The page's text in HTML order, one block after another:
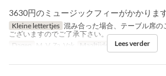
3630円のミュージックフィーがかかります
Kleine lettertjes 混み合った場合、テーブル席
ございますのでご了承下さい。
Dagen
M, V, Za, Vak Maaltijden Nacht
Lees verder